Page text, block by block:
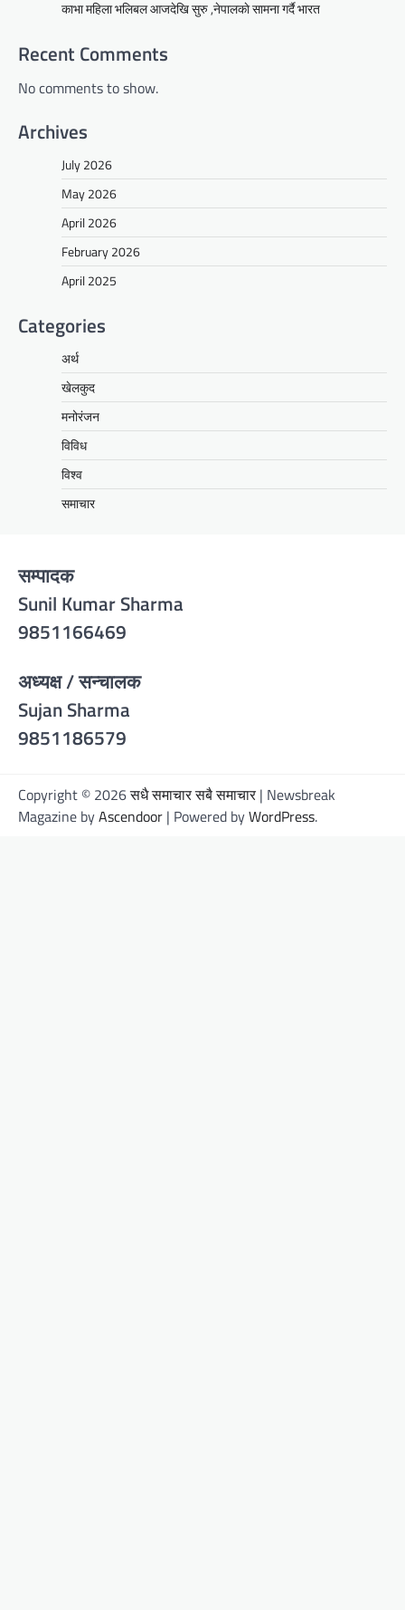
काभा महिला भलिबल आजदेखि सुरु ,नेपालकाे सामना गर्दै भारत
Recent Comments
No comments to show.
Archives
July 2026
May 2026
April 2026
February 2026
April 2025
Categories
अर्थ
खेलकुद
मनोरंजन
विविध
विश्व
समाचार
सम्पादक
Sunil Kumar Sharma
9851166469
अध्यक्ष / सन्चालक
Sujan Sharma
9851186579
Copyright © 2026सधै समाचार सबै समाचार | Newsbreak
Magazine byAscendoor | Powered byWordPress.